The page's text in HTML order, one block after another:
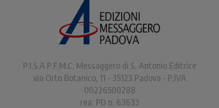
P.I.S.A.P.F.M.C. Messaggero di S. Antonio Editrice
via Orto Botanico, 11 - 35123 Padova - P.IVA
00226500288
rea: PD n. 63633